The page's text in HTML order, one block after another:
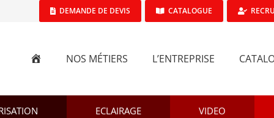
DEMANDE DE DEVIS CATALOGUE
ACCUEILNOS MÉTIERS L’ENTREPRISE
ECLAIRAGE VIDEO